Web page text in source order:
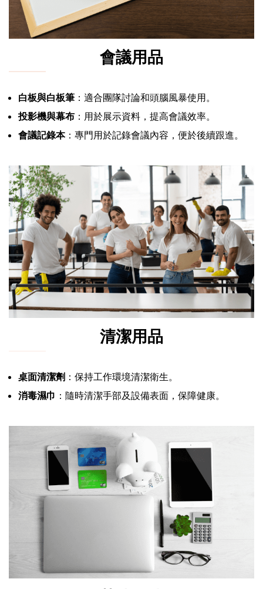
會議用品
白板與白板筆 ：適合團隊討論和頭腦風暴使用。
投影機與幕布 ：用於展示資料，提高會議效率。
會議記錄本：專門用於記錄會議內容，便於後續跟進。
清潔用品
桌面清潔劑 ：保持工作環境清潔衛生。
消毒濕巾 ：隨時清潔手部及設備表面，保障健康。